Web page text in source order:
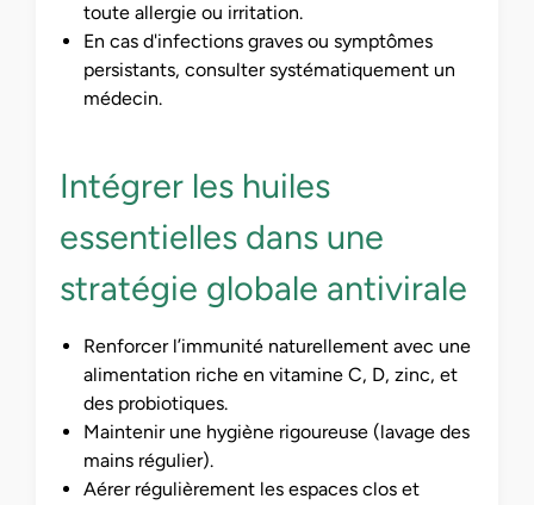
toute allergie ou irritation.
En cas d'infections graves ou symptômes
persistants, consulter systématiquement un
médecin.
Intégrer les huiles
essentielles dans une
stratégie globale antivirale
Renforcer l’immunité naturellement avec une
alimentation riche en vitamine C, D, zinc, et
des probiotiques.
Maintenir une hygiène rigoureuse (lavage des
mains régulier).
Aérer régulièrement les espaces clos et